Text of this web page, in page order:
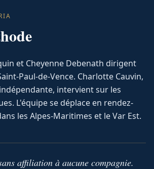
et Cheyenne Debenath dirigent
Paul-de-Vence. Charlotte Cauvin,
intervient sur les
L'équipe se déplace en rendez-
les Alpes-Maritimes et le Var Est.
affiliation à aucune compagnie.